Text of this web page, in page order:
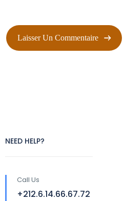
NEED HELP?
Call Us
+212.6.14.66.67.72